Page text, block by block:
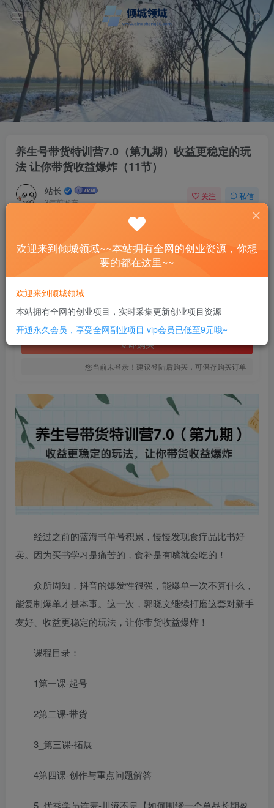
养生号带货特训营7.0（第九期）收益更稳定的玩
法 让你带货收益爆炸（11节）
站长
3年前发布
关注 私信
养生号带货特训营7.0（第九期）收益更稳定的玩法 让你带货收益爆炸（11节）
此内容为付费资源，请付费后查看
SVIP全站会员 免费
立即购买
您当前未登录！建议登陆后购买，可保存购买订单
经过之前的蓝海书单号积累，慢慢发现食疗品比书好
卖。因为买书学习是痛苦的，食补是有嘴就会吃的！
众所周知，抖音的爆发性很强，能爆单一次不算什么，
能复制爆单才是本事。这一次，郭晓文继续打磨这套对新手
友好、收益更稳定的玩法，让你带货收益爆炸！
课程目录：
1第一课-起号
2第二课-带货
3_第三课-拓展
4第四课-创作与重点问题解答
5_优秀学员连麦-川流不息【如何围绕一个单品长期盈
欢迎来到倾城领域~~本站拥有全网的创业资源，你想
要的都在这里~~
欢迎来到倾城领域
本站拥有全网的创业项目，实时采集更新创业项目资源
开通永久会员，享受全网副业项目 vip会员已低至9元哦~